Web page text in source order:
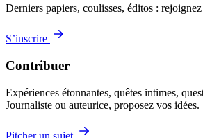
Derniers papiers, coulisses, éditos :
S’inscrire
Contribuer
Expériences étonnantes, quêtes intimes,
Journaliste ou auteurice, proposez vos idées.
Pitcher un sujet